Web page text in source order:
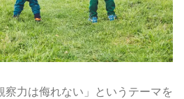
察力は侮れない」というテーマを